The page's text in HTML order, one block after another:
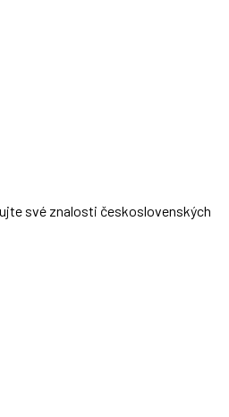
své znalosti československých